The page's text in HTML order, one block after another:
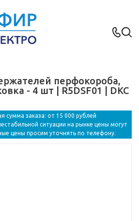
перфокороба,
- 4 шт | R5DSF01 | DKC
сумма заказа: от 15 000 рублей
ситуации на рынке цены могут
цены просим уточнять по телефону.